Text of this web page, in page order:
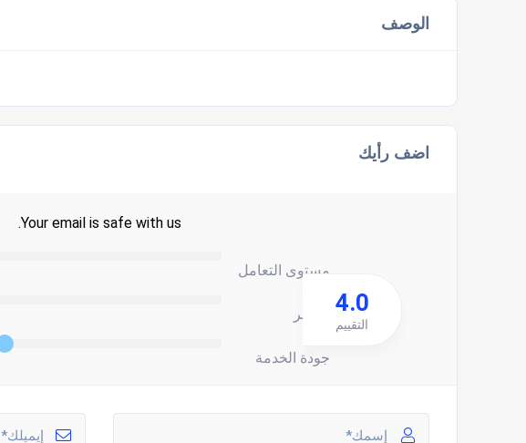
الوصف
اضف رأيك
Your email is safe with us.
مستوى التعامل
السعر
جودة الخدمة
4.0
التقييم